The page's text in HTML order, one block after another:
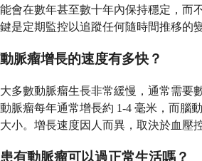
能會在數年甚至數十年內保持穩定，而
鍵是定期監控以追蹤任何隨時間推移的變
動脈瘤增長的速度有多快？
大多數動脈瘤生長非常緩慢，通常需要
動脈瘤每年通常增長約 1-4 毫米，而腦
大小。增長速度因人而異，取決於血壓
患有動脈瘤可以過正常生活嗎？